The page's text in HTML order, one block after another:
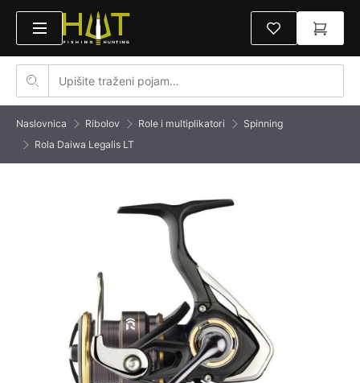
Naslovnica Ribolov Role i multiplikatori
Spinning
Rola Daiwa Legalis LT